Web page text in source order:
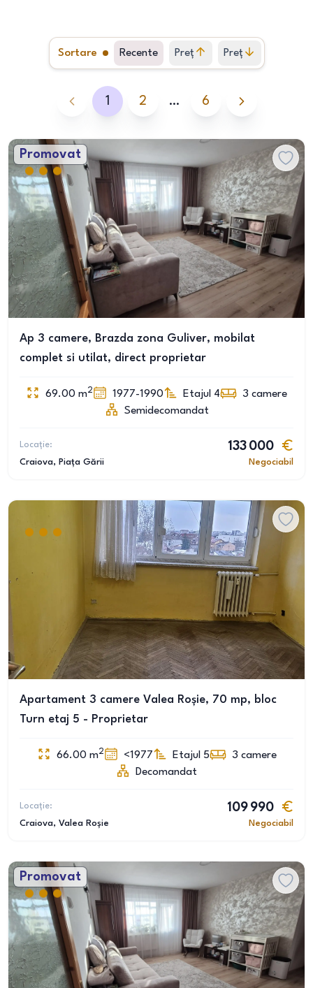
Sortare Recente Preț
crescător
Preț
descrescător
1 2 … 6
Promovat
Ap 3 camere, Brazda zona Guliver, mobilat
complet si utilat, direct proprietar
69.00 m2 1977-1990 Etajul 4 3 camere
Semidecomandat
Locație:
Craiova, Piața Gării
133 000
Negociabil
Apartament 3 camere Valea Roșie, 70 mp, bloc
Turn etaj 5 - Proprietar
66.00 m2 <1977 Etajul 5 3 camere
Decomandat
Locație:
Craiova, Valea Roșie
109 990
Negociabil
Promovat